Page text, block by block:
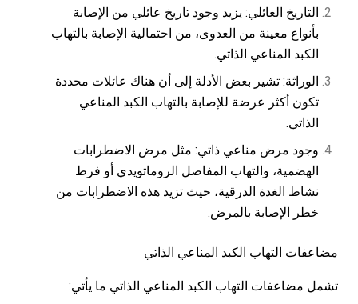
التاريخ العائلي: يزيد وجود تاريخ عائلي من الإصابة
بأنواع معينة من العدوى، من احتمالية الإصابة بالتهاب
الكبد المناعي الذاتي.
الوراثة: تشير بعض الأدلة إلى أن هناك عائلات محددة
تكون أكثر عرضة للإصابة بالتهاب الكبد المناعي
الذاتي.
وجود مرض مناعي ذاتي: مثل مرض الاضطرابات
الهضمية، والتهاب المفاصل الروماتويدي أو فرط
نشاط الغدة الدرقية، حيث تزيد هذه الاضطرابات من
خطر الإصابة بالمرض.
مضاعفات التهاب الكبد المناعي الذاتي
تشمل مضاعفات التهاب الكبد المناعي الذاتي ما يأتي: